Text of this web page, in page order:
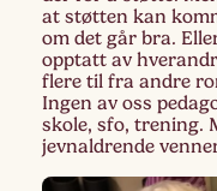
at støtten kan
om det går bra.
opptatt av
flere til fra andre
Ingen av oss
skole, sfo, trening.
jevnaldrende